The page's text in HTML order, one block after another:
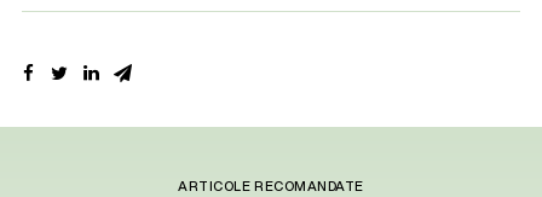
ARTICOLE RECOMANDATE